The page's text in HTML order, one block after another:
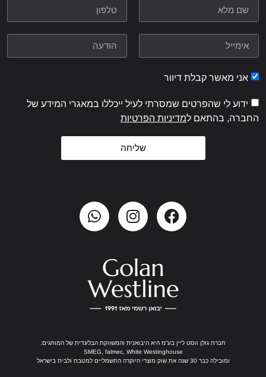
אני מאשר קבלת דיוור
ידוע לי שהפרטים שמסרתי לעיל ייכללו במאגרי המידע של
החברה, בהתאם למדיניות הפרטיות
שליחה
חברת גולן ווסט ליין בע”מ היא היבואנית והמשווקת הבלעדית של המותגים:
SMEG, falmec, White Westinghouse
ומובילה כבר 30 שנה את שוק מוצרי היוקרה החשמליים למטבח ולבית בישראל